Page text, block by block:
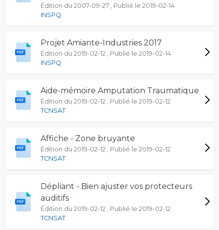
Édition du 2007-09-27 , Publié le 2019-02-14
INSPQ
Projet Amiante-Industries 2017
Édition du 2019-02-12 , Publié le 2019-02-14
INSPQ
Aide-mémoire Amputation Traumatique
Édition du 2019-02-12 , Publié le 2019-02-12
TCNSAT
Affiche - Zone bruyante
Édition du 2019-02-12 , Publié le 2019-02-12
TCNSAT
Dépliant - Bien ajuster vos protecteurs
auditifs
Édition du 2019-02-12 , Publié le 2019-02-12
TCNSAT